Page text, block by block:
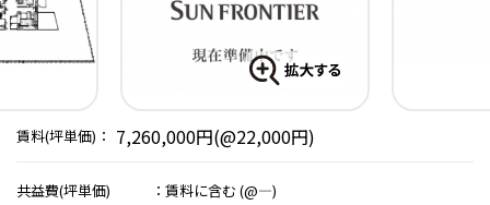
賃料(坪単価)： 7,260,000円(@22,000円)
共益費(坪単価) ： 賃料に含む (@―)